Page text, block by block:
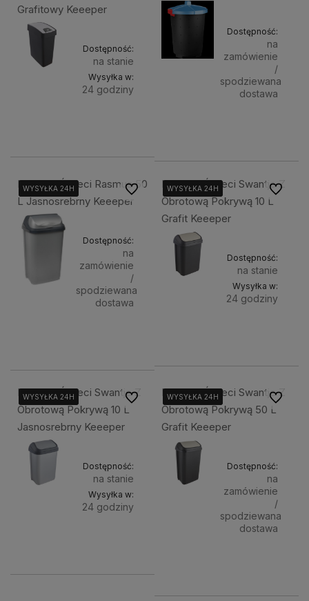
Grafitowy Keeeper
Dostępność:
na stanie
Wysyłka w:
24 godziny
Dostępność:
na
zamówienie
/
spodziewana
dostawa
Kosz Na Śmieci Rasmus 50
L Jasnosrebrny Keeeper
WYSYŁKA 24H
WYSYŁKA 24H
WYSYŁKA 24H
Dostępność:
na
zamówienie
/
spodziewana
dostawa
Do ulubionychKosz Na Śmieci Swantje Z
Obrotową Pokrywą 10 L
Grafit Keeeper
WYSYŁKA 24H
WYSYŁKA 24H
WYSYŁKA 24H
Dostępność:
na stanie
Wysyłka w:
24 godziny
Do
Kosz Na Śmieci Swantje Z
Obrotową Pokrywą 10 L
Jasnosrebrny Keeeper
WYSYŁKA 24H
WYSYŁKA 24H
WYSYŁKA 24H
Dostępność:
na stanie
Wysyłka w:
24 godziny
Do ulubionychKosz Na Śmieci Swantje Z
Obrotową Pokrywą 50 L
Grafit Keeeper
WYSYŁKA 24H
WYSYŁKA 24H
WYSYŁKA 24H
Dostępność:
na
zamówienie
/
spodziewana
dostawa
Do